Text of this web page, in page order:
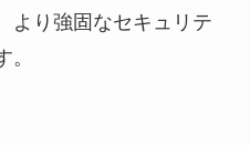
より強固なセキュリテ